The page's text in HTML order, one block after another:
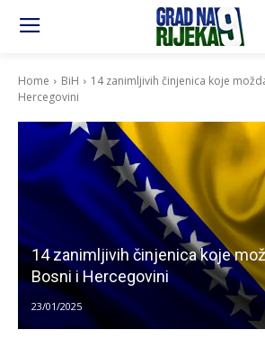
Home BiH
14 zanimljivih činjenica koje
Hercegovini
14 zanimljivih činjenica koje
Bosni i Hercegovini
23/01/2025